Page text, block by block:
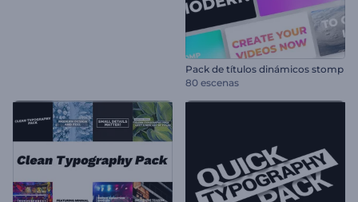
Pack de títulos dinámicos stomp
80 escenas